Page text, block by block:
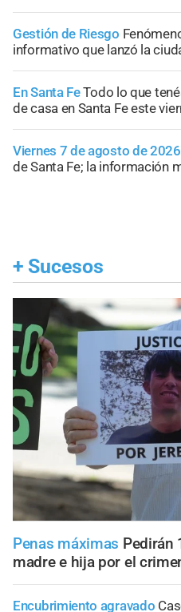
Gestión de Riesgo
informativo que lanzó la
En Santa FeTodo lo que
de casa en Santa Fe este
Viernes 7 de agosto de 2026
de Santa Fe; la información
+ Sucesos
Penas máximas Pedirán
madre e hija por el
Encubrimiento agravado